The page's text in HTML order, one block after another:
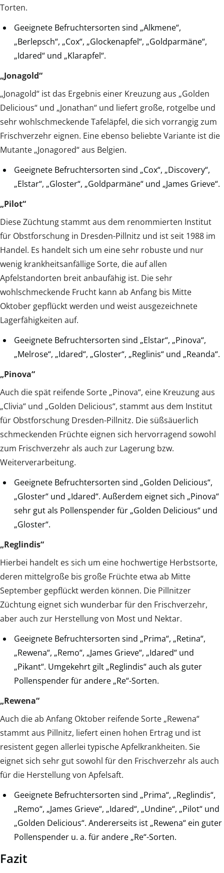
Torten.
Geeignete Befruchtersorten sind „Alkmene“,
„Berlepsch“, „Cox“, „Glockenapfel“, „Goldparmäne“,
„Idared“ und „Klarapfel“.
„Jonagold“
„Jonagold“ ist das Ergebnis einer Kreuzung aus „Golden
Delicious“ und „Jonathan“ und liefert große, rotgelbe und
sehr wohlschmeckende Tafeläpfel, die sich vorrangig zum
Frischverzehr eignen. Eine ebenso beliebte Variante ist die
Mutante „Jonagored“ aus Belgien.
Geeignete Befruchtersorten sind „Cox“, „Discovery“,
„Elstar“, „Gloster“, „Goldparmäne“ und „James Grieve“.
„Pilot“
Diese Züchtung stammt aus dem renommierten Institut
für Obstforschung in Dresden-Pillnitz und ist seit 1988 im
Handel. Es handelt sich um eine sehr robuste und nur
wenig krankheitsanfällige Sorte, die auf allen
Apfelstandorten breit anbaufähig ist. Die sehr
wohlschmeckende Frucht kann ab Anfang bis Mitte
Oktober gepflückt werden und weist ausgezeichnete
Lagerfähigkeiten auf.
Geeignete Befruchtersorten sind „Elstar“, „Pinova“,
„Melrose“, „Idared“, „Gloster“, „Reglinis“ und „Reanda“.
„Pinova“
Auch die spät reifende Sorte „Pinova“, eine Kreuzung aus
„Clivia“ und „Golden Delicious“, stammt aus dem Institut
für Obstforschung Dresden-Pillnitz. Die süßsäuerlich
schmeckenden Früchte eignen sich hervorragend sowohl
zum Frischverzehr als auch zur Lagerung bzw.
Weiterverarbeitung.
Geeignete Befruchtersorten sind „Golden Delicious“,
„Gloster“ und „Idared“. Außerdem eignet sich „Pinova“
sehr gut als Pollenspender für „Golden Delicious“ und
„Gloster“.
„Reglindis“
Hierbei handelt es sich um eine hochwertige Herbstsorte,
deren mittelgroße bis große Früchte etwa ab Mitte
September gepflückt werden können. Die Pillnitzer
Züchtung eignet sich wunderbar für den Frischverzehr,
aber auch zur Herstellung von Most und Nektar.
Geeignete Befruchtersorten sind „Prima“, „Retina“,
„Rewena“, „Remo“, „James Grieve“, „Idared“ und
„Pikant“. Umgekehrt gilt „Reglindis“ auch als guter
Pollenspender für andere „Re“-Sorten.
„Rewena“
Auch die ab Anfang Oktober reifende Sorte „Rewena“
stammt aus Pillnitz, liefert einen hohen Ertrag und ist
resistent gegen allerlei typische Apfelkrankheiten. Sie
eignet sich sehr gut sowohl für den Frischverzehr als auch
für die Herstellung von Apfelsaft.
Geeignete Befruchtersorten sind „Prima“, „Reglindis“,
„Remo“, „James Grieve“, „Idared“, „Undine“, „Pilot“ und
„Golden Delicious“. Andererseits ist „Rewena“ ein guter
Pollenspender u. a. für andere „Re“-Sorten.
Fazit